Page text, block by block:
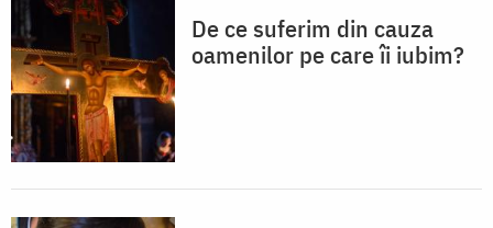
De ce suferim din cauza
oamenilor pe care îi iubim?